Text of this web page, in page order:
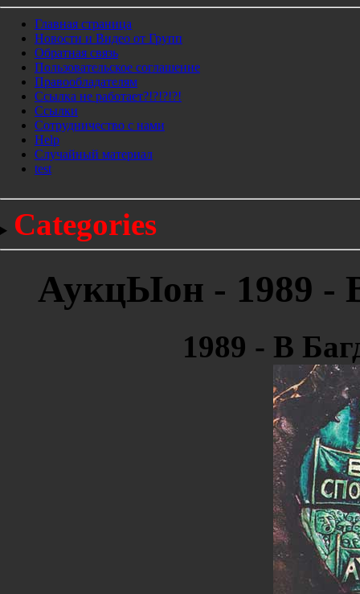
Главная страница
Новости и Видео от Групп
Обратная связь
Пользовательское соглашение
Правообладателям
Ссылка не работает?!?!?!?!
Ссылки
Сотрудничество с нами
Help
Cлучайный материал
test
Categories
АукцЫон - 1989 -
1989 - В